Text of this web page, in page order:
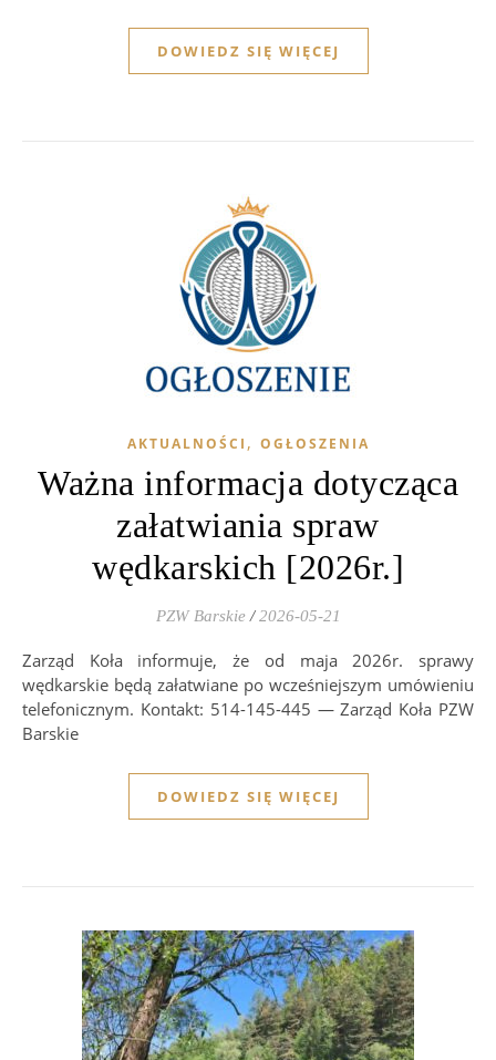
DOWIEDZ SIĘ WIĘCEJ
AKTUALNOŚCI , OGŁOSZENIA
Ważna informacja dotycząca
załatwiania spraw
wędkarskich [2026r.]
PZW Barskie / 2026-05-21
Zarząd Koła informuje, że od maja 2026r. sprawy
wędkarskie będą załatwiane po wcześniejszym umówieniu
telefonicznym. Kontakt: 514-145-445 — Zarząd Koła PZW
Barskie
DOWIEDZ SIĘ WIĘCEJ